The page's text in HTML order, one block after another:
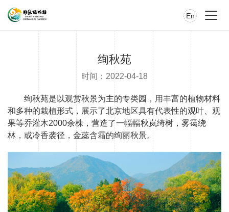
En
绚秋苑
时间：2022-04-18
绚秋苑是以观赏秋景为主的专类园，用丰富的植物材料
和多种的栽植形式，展示了北京地区具有代表性的观叶、观
果等乔灌木2000余株，营造了一幅幅秋岚绮树，雾霭绕
林，或冷香袭径，金蕊含霜的绚丽秋景。